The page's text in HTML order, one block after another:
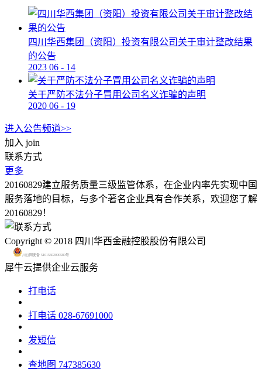
四川华西集团（资阳）投资有限公司关于审计整改结果
的公告
2023 06 - 14
关于严防不法分子冒用公司名义诈骗的声明
2020 06 - 19
进入公告频道>>
加入 join
联系方式
更多
20160829建立服务质量三级监管体系，在企业内率先实现中国
服务落地的目标，与多个著名企业具有合作关系，欢迎您了解
20160829！
Copyright © 2018 四川华西金融控股股份有限公司
川公网安备 51015602000580号
犀牛云提供企业云服务
打电话
打电话 028-67691000
发短信
查地图 747385630